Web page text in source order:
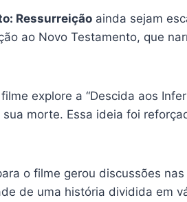
Ressurreição ainda sejam
ao Novo Testamento, que
explore a “Descida aos
morte. Essa ideia foi
o filme gerou discussões
de uma história dividida em